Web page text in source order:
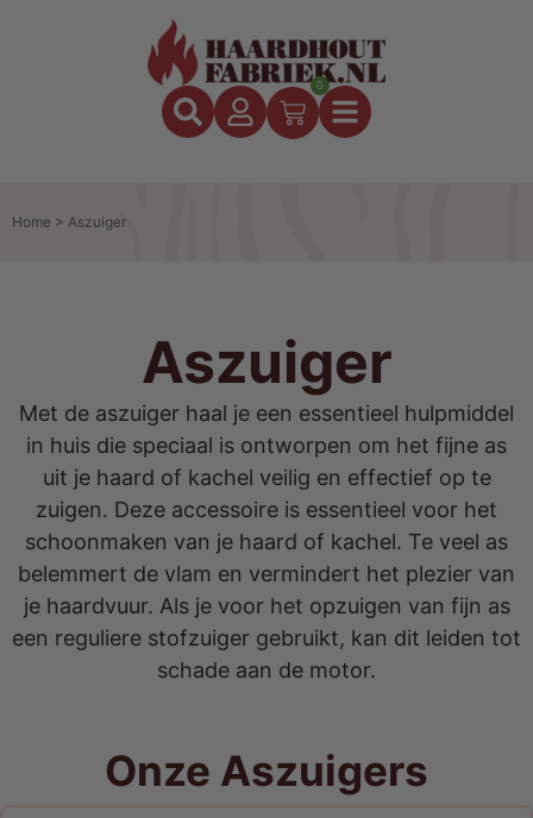
0
Home > Aszuiger
Aszuiger
Met de aszuiger haal je een essentieel hulpmiddel
in huis die speciaal is ontworpen om het fijne as
uit je haard of kachel veilig en effectief op te
zuigen. Deze accessoire is essentieel voor het
schoonmaken van je haard of kachel. Te veel as
belemmert de vlam en vermindert het plezier van
je haardvuur. Als je voor het opzuigen van fijn as
een reguliere stofzuiger gebruikt, kan dit leiden tot
schade aan de motor.
Onze Aszuigers